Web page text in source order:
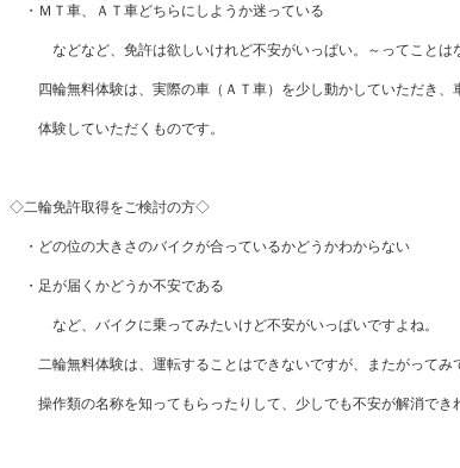
・ＭＴ車、ＡＴ車どちらにしようか迷っている
などなど、免許は欲しいけれど不安がいっぱい。～ってことは
四輪無料体験は、実際の車（ＡＴ車）を少し動かしていただき、
体験していただくものです。
◇二輪免許取得をご検討の方◇
・どの位の大きさのバイクが合っているかどうかわからない
・足が届くかどうか不安である
など、バイクに乗ってみたいけど不安がいっぱいですよね。
二輪無料体験は、運転することはできないですが、またがってみ
操作類の名称を知ってもらったりして、少しでも不安が解消でき